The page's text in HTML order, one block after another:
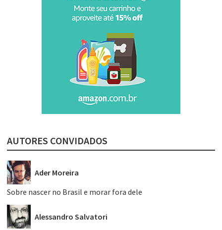
AUTORES CONVIDADOS
Ader Moreira
Sobre nascer no Brasil e morar fora dele
Alessandro Salvatori